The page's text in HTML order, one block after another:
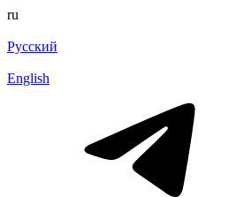
ru
Русский
English